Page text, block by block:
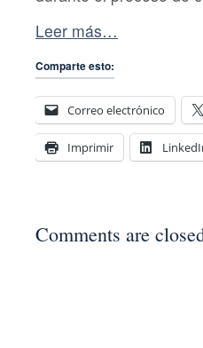
Leer más…
Comparte esto:
Correo electrónico
Imprimir
Comments are